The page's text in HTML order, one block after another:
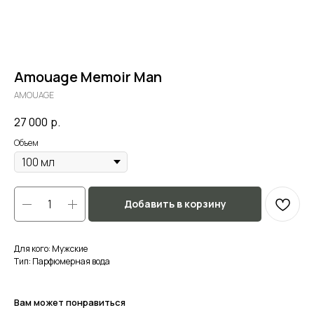
Amouage Memoir Man
AMOUAGE
27 000 р.
Объем
Добавить в корзину
Для кого: Мужские
Тип: Парфюмерная вода
Вам может понравиться